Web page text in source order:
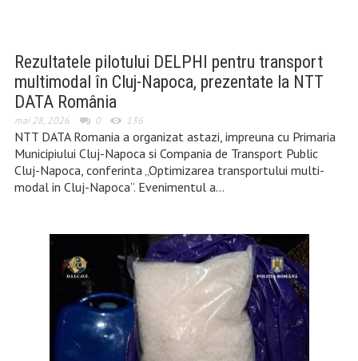
Rezultatele pilotului DELPHI pentru transport
multimodal în Cluj-Napoca, prezentate la NTT
DATA România
mai 28, 2026 0 136
NTT DATA Romania a organizat astazi, impreuna cu Primaria
Municipiului Cluj-Napoca si Compania de Transport Public
Cluj-Napoca, conferinta „Optimizarea transportului multi-
modal in Cluj-Napoca”. Evenimentul a…